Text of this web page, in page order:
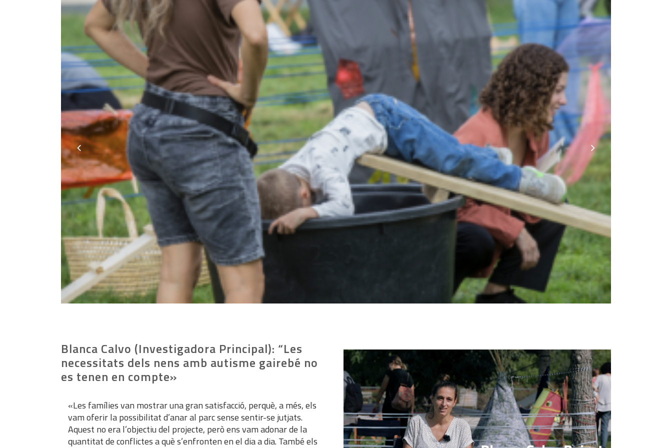
Blanca Calvo (Investigadora Principal): “Les
necessitats dels nens amb autisme gairebé no
es tenen en compte»
«Les famílies van mostrar una gran satisfacció, perquè, a més, els
vam oferir la possibilitat d’anar al parc sense sentir-se jutjats.
Aquest no era l’objectiu del projecte, però ens vam adonar de la
quantitat de conflictes a què s’enfronten en el dia a dia. També els